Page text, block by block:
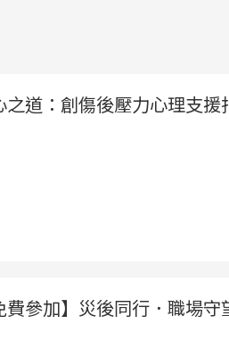
之道：創傷後壓力心理支援
費參加】災後同行．職場